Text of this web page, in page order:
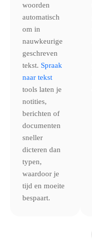
woorden
automatisch
om in
nauwkeurige
geschreven
tekst. Spraak
naar tekst
tools laten je
notities,
berichten of
documenten
sneller
dicteren dan
typen,
waardoor je
tijd en moeite
bespaart.